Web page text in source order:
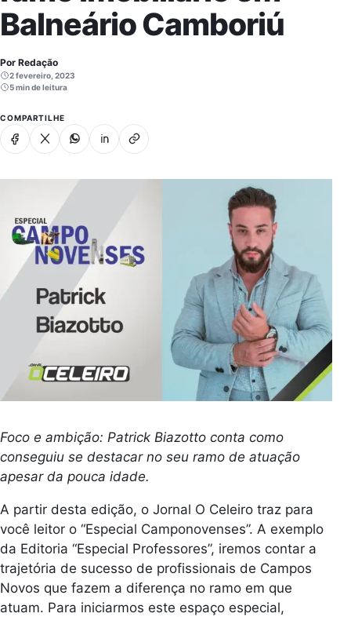
Balneário Camboriú
Por Redação
2 fevereiro, 2023
5 min de leitura
COMPARTILHE
Facebook
X WhatsappLinkedinCopiar link
Foco e ambição: Patrick Biazotto conta como
conseguiu se destacar no seu ramo de atuação
apesar da pouca idade.
A partir desta edição, o Jornal O Celeiro traz para
você leitor o “Especial Camponovenses”. A exemplo
da Editoria “Especial Professores”, iremos contar a
trajetória de sucesso de profissionais de Campos
Novos que fazem a diferença no ramo em que
atuam. Para iniciarmos este espaço especial,